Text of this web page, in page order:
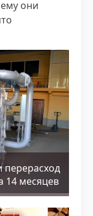
они
перерасход
14 месяцев